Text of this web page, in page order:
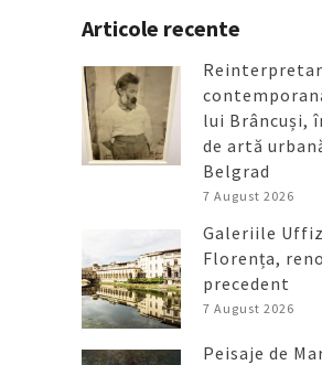
Articole recente
lui Brâncuși,
de artă
Belgrad
7 August 2026
Galeriile
Florența,
precedent
7 August 2026
Peisaje de